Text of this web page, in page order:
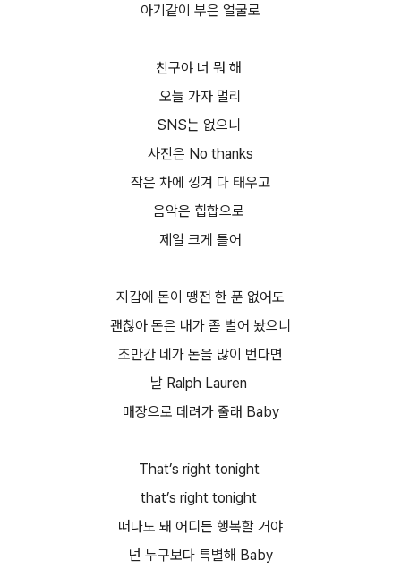
아기같이 부은 얼굴로
친구야 너 뭐 해
오늘 가자 멀리
SNS는 없으니
사진은 No thanks
작은 차에 낑겨 다 태우고
음악은 힙합으로
제일 크게 틀어
지갑에 돈이 땡전 한 푼 없어도
괜찮아 돈은 내가 좀 벌어 놨으니
조만간 네가 돈을 많이 번다면
날 Ralph Lauren
매장으로 데려가 줄래 Baby
That’s right tonight
that’s right tonight
떠나도 돼 어디든 행복할 거야
넌 누구보다 특별해 Baby